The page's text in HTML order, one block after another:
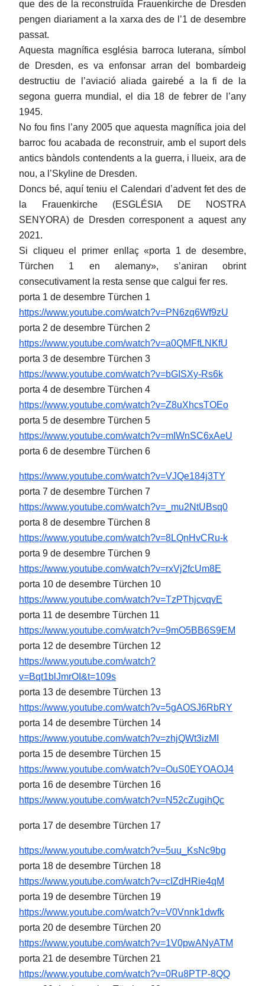
que des de la reconstruïda Frauenkirche de Dresden
pengen diariament a la xarxa des de l’1 de desembre
passat.
Aquesta magnífica església barroca luterana, símbol
de Dresden, es va enfonsar arran del bombardeig
destructiu de l’aviació aliada gairebé a la fi de la
segona guerra mundial, el dia 18 de febrer de l’any
1945.
No fou fins l’any 2005 que aquesta magnífica joia del
barroc fou acabada de reconstruir, amb el suport dels
antics bàndols contendents a la guerra, i llueix, ara de
nou, a l’Skyline de Dresden.
Doncs bé, aquí teniu el Calendari d’advent fet des de
la Frauenkirche (ESGLÉSIA DE NOSTRA
SENYORA) de Dresden corresponent a aquest any
2021.
Si cliqueu el primer enllaç «porta 1 de desembre,
Türchen 1 en alemany», s’aniran obrint
consecutivament la resta sense que calgui fer res.
porta 1 de desembre Türchen 1
https://www.youtube.com/watch?v=PN6zq6Wf9zU
porta 2 de desembre Türchen 2
https://www.youtube.com/watch?v=a0QMFfLNKfU
porta 3 de desembre Türchen 3
https://www.youtube.com/watch?v=bGISXy-Rs6k
porta 4 de desembre Türchen 4
https://www.youtube.com/watch?v=Z8uXhcsTOEo
porta 5 de desembre Türchen 5
https://www.youtube.com/watch?v=mIWnSC6xAeU
porta 6 de desembre Türchen 6
https://www.youtube.com/watch?v=VJQe184j3TY
porta 7 de desembre Türchen 7
https://www.youtube.com/watch?v=_mu2NtUBsq0
porta 8 de desembre Türchen 8
https://www.youtube.com/watch?v=8LQnHvCRu-k
porta 9 de desembre Türchen 9
https://www.youtube.com/watch?v=rxVj2fcUm8E
porta 10 de desembre Türchen 10
https://www.youtube.com/watch?v=TzPThjcvqvE
porta 11 de desembre Türchen 11
https://www.youtube.com/watch?v=9mO5BB6S9EM
porta 12 de desembre Türchen 12
https://www.youtube.com/watch?
v=Bqt1blJmrOI&t=109s
porta 13 de desembre Türchen 13
https://www.youtube.com/watch?v=5gAOSJ6RbRY
porta 14 de desembre Türchen 14
https://www.youtube.com/watch?v=zhjQWt3izMI
porta 15 de desembre Türchen 15
https://www.youtube.com/watch?v=OuS0EYOAOJ4
porta 16 de desembre Türchen 16
https://www.youtube.com/watch?v=N52cZugihQc
porta 17 de desembre Türchen 17
https://www.youtube.com/watch?v=5uu_KsNc9bg
porta 18 de desembre Türchen 18
https://www.youtube.com/watch?v=cIZdHRie4qM
porta 19 de desembre Türchen 19
https://www.youtube.com/watch?v=V0Vnnk1dwfk
porta 20 de desembre Türchen 20
https://www.youtube.com/watch?v=1V0pwANyATM
porta 21 de desembre Türchen 21
https://www.youtube.com/watch?v=0Ru8PTP-8QQ